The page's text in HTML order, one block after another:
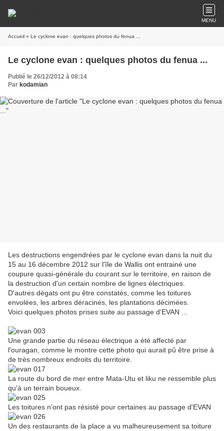
MENU
Accueil » Le cyclone evan : quelques photos du fenua ...
Le cyclone evan : quelques photos du fenua ...
Publié le 26/12/2012 à 08:14
Par kodamian
Les destructions engendrées par le cyclone evan dans la nuit du
15 au 16 décembre 2012 sur l'île de Wallis ont entrainé une
coupure quasi-générale du courant sur le territoire, en raison de
la destruction d'un certain nombre de lignes électriques.
D'autres dégats ont pu être constatés, comme les toitures
envolées, les arbres déracinés, les plantations décimées.
Voici quelques photos prises suite au passage d'EVAN ...
Une grande partie du réseau électrique a été affecté par
l'ouragan, comme le montre cette photo qui aurait pû être prise à
de très nombreux endroits du territoire.
La route du bord de mer entre Mata-Utu et liku ne ressemble plus
qu'à un terrain boueux.
Les toitures n'ont pas résisté pour certaines au passage d'EVAN
Un des restaurants de la place a vu malheureusement sa toiture